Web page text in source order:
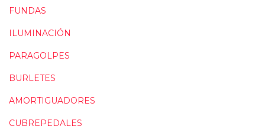
FUNDAS
ILUMINACIÓN
PARAGOLPES
BURLETES
AMORTIGUADORES
CUBREPEDALES